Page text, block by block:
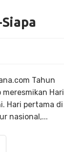
Tahun
meresmikan Hari
Hari pertama di
nasional,...